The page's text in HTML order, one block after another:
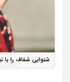
شنوایی شفاف را با